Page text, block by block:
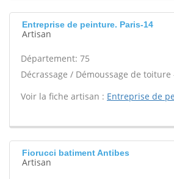
Entreprise de peinture. Paris-14
Artisan
Département: 75
Décrassage / Démoussage de toiture
Voir la fiche artisan : Entreprise de
Fiorucci batiment Antibes
Artisan